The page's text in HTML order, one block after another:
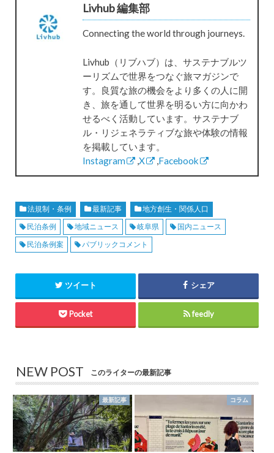
Livhub 編集部
Connecting the world through journeys.
Livhub（リブハブ）は、サステナブルツ
ーリズムで世界をつなぐ旅マガジンで
す。良質な旅の機会をより多くの人に開
き、旅を通して世界を明るい方に向かわ
せるべく活動しています。サステナブ
ル・リジェネラティブな旅や体験の情報
を掲載しています。
Instagram
,X ,Facebook
法規制・条例 最新記事
地方創生・関係人口
民泊条例
地域ニュース 岐阜県
国内ニュース
民泊条例案
パブリックコメント
ツイート シェア
Pocket feedly
NEW POST このライターの最新記事
最新記事 コラム